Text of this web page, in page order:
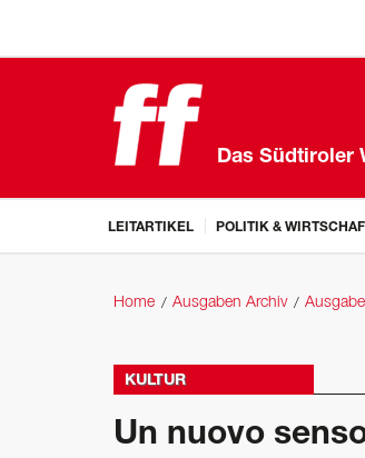
Das Südtiroler
LEITARTIKEL POLITIK &
Home Ausgaben Archiv
KULTUR
Un nuovo